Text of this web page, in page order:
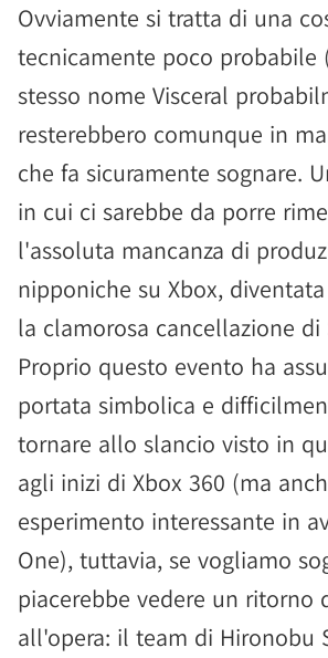
Ovviamente si tratta di una
tecnicamente poco probabile
stesso nome Visceral
resterebbero comunque in
che fa sicuramente sognare.
in cui ci sarebbe da porre
l'assoluta mancanza di
nipponiche su Xbox,
la clamorosa cancellazione di
Proprio questo evento ha
portata simbolica e
tornare allo slancio visto in
agli inizi di Xbox 360 (ma
esperimento interessante in
One), tuttavia, se vogliamo
piacerebbe vedere un ritorno
all'opera: il team di Hironobu